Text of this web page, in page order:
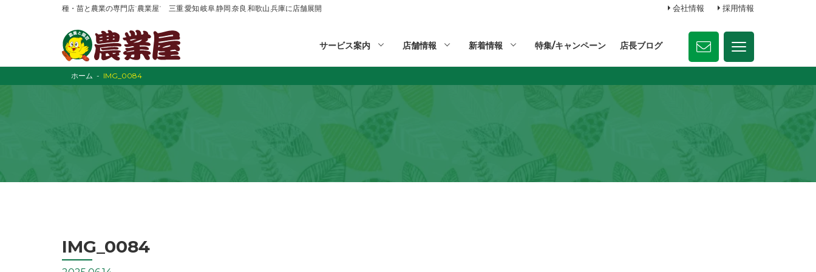
種・苗と農業の専門店“農業屋” 三重,愛知,岐阜,静岡,奈良,和歌山,兵庫に店舗展開 会社情報 採用情報
サービス案内 店舗情報 新着情報 特集/キャンペーン 店長ブログ
ホーム IMG_0084
IMG_0084